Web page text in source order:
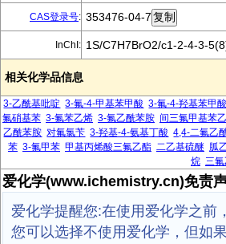
CAS登录号: 353476-04-7
InChI: 1S/C7H7BrO2/c1-2-4-3-
相关化学品信息
3-乙酰基吡啶 3-氟-4-甲基苯甲酸 3-氟-4-羟基苯甲酸
氟硝基苯 3-氟苯乙烯 3-氟乙酰苯胺 间三氟甲基苯
乙酰苯胺 对氟氯苄 3-羟基-4-氨基丁酸 4,4-二氟乙
苯 3-氟甲苯 甲基丙烯酸三氟乙酯 二乙基硫醚 胍
烷 三
爱化学(www.ichemistry.cn)免责声
爱化学提醒您:在使用爱化学之前
您可以选择不使用爱化学，但如